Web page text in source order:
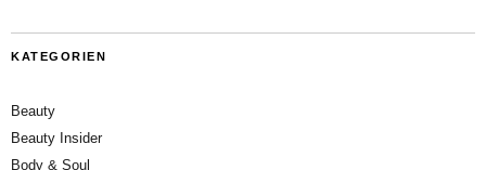
KATEGORIEN
Beauty
Beauty Insider
Body & Soul